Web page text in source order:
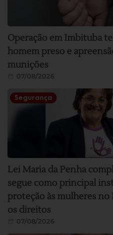
Operação em Imbituba
homem preso e
munições
07/08/2026
Segurança
Lei Maria da Penha
segue como principal
proteção às mulheres no
os direitos
07/08/2026